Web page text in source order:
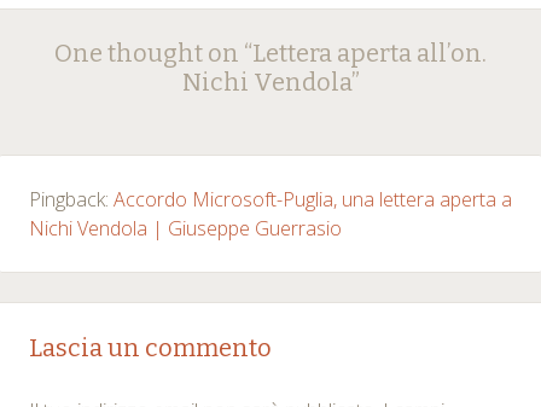
Post
navigation
One thought on “Lettera aperta all’on.
Nichi Vendola”
Pingback: Accordo Microsoft-Puglia, una lettera aperta a
Nichi Vendola | Giuseppe Guerrasio
Lascia un commento